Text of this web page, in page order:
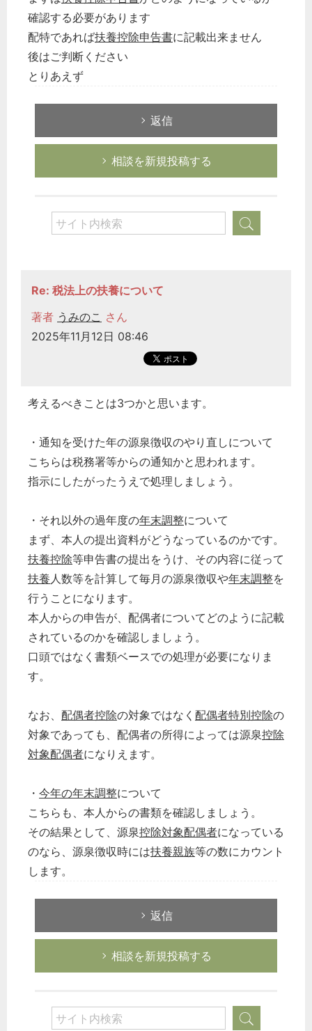
確認する必要があります
配特であれば扶養控除申告書に記載出来ません
後はご判断ください
とりあえず
返信
相談を新規投稿する
Re: 税法上の扶養について
著者 うみのこ さん
2025年11月12日 08:46
考えるべきことは3つかと思います。
・通知を受けた年の源泉徴収のやり直しについて
こちらは税務署等からの通知かと思われます。
指示にしたがったうえで処理しましょう。
・それ以外の過年度の年末調整について
まず、本人の提出資料がどうなっているのかです。
扶養控除等申告書の提出をうけ、その内容に従って
扶養人数等を計算して毎月の源泉徴収や年末調整を
行うことになります。
本人からの申告が、配偶者についてどのように記載
されているのかを確認しましょう。
口頭ではなく書類ベースでの処理が必要になりま
す。
なお、 配偶者控除の対象ではなく 配偶者特別控除の
対象であっても、配偶者の所得によっては源泉控除
対象配偶者になりえます。
・ 今年の年末調整について
こちらも、本人からの書類を確認しましょう。
その結果として、源泉控除対象配偶者になっている
のなら、源泉徴収時には扶養親族等の数にカウント
します。
返信
相談を新規投稿する
どのカテゴリーに投稿しますか？
選択してください
税務経理
企業法務